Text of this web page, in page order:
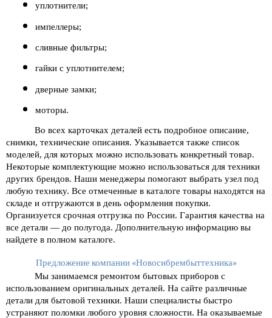
уплотнители;
импеллеры;
сливные фильтры;
гайки с уплотнителем;
дверные замки;
моторы.
Во всех карточках деталей есть подробное описание,
снимки, технические описания. Указывается также список
моделей, для которых можно использовать конкретный товар.
Некоторые комплектующие можно использоваться для техники
других брендов. Наши менеджеры помогают выбрать узел под
любую технику. Все отмеченные в каталоге товары находятся на
складе и отгружаются в день оформления покупки.
Организуется срочная отгрузка по России. Гарантия качества на
все детали — до полугода. Дополнительную информацию вы
найдете в полном каталоге.
Предложение компании «Новосибрембыттехника»
Мы занимаемся ремонтом бытовых приборов с
использованием оригинальных деталей. На сайте различные
детали для бытовой техники. Наши специалисты быстро
устраняют поломки любого уровня сложности. На оказываемые